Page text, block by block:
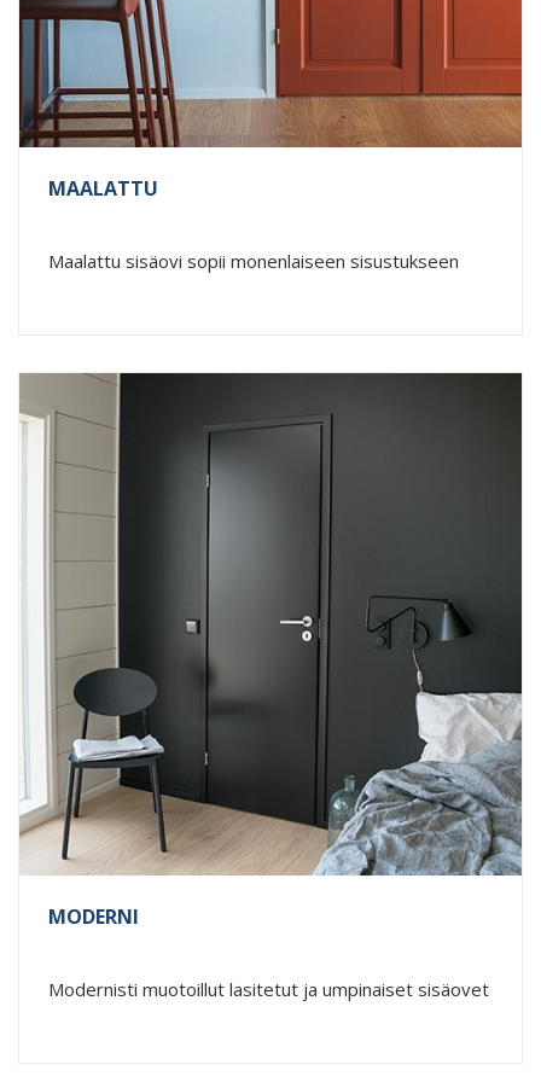
MAALATTU
Maalattu sisäovi sopii monenlaiseen sisustukseen
MODERNI
Modernisti muotoillut lasitetut ja umpinaiset sisäovet